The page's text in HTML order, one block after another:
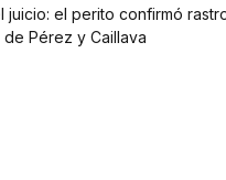
juicio: el perito confirmó
Pérez y Caillava